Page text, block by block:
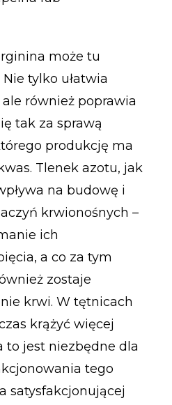
może tu
tylko ułatwia
również poprawia
tak za sprawą
produkcję ma
Tlenek azotu, jak
na budowę i
krwionośnych –
ich
a co za tym
zostaje
krwi. W tętnicach
krążyć więcej
to jest niezbędne dla
tego
satysfakcjonującej